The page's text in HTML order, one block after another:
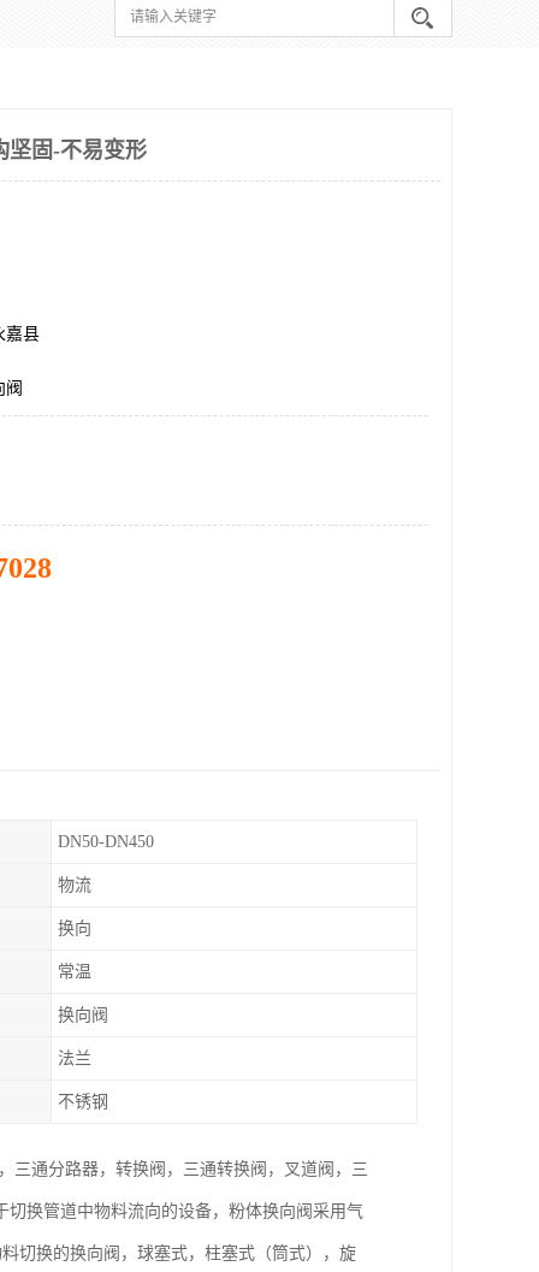
坚固-不易变形
嘉县
阀
DN50-DN450
物流
换向
常温
换向阀
法兰
不锈钢
三通分路器，转换阀，三通转换阀，叉道阀，三
换管道中物料流向的设备，粉体换向阀采用气
切换的换向阀，球塞式，柱塞式（筒式），旋